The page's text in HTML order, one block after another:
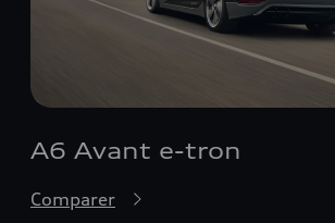
A6 Avant e-tron
Comparer